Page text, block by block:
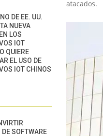
atacados.
DE EE. UU.
NUEVA
LOS
IOT
QUIERE
EL USO DE
IOT CHINOS
DE SOFTWARE